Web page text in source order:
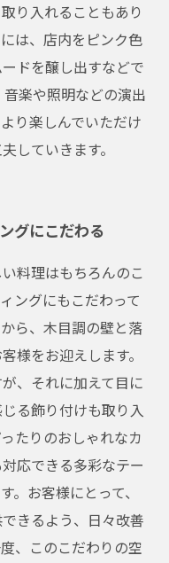
り入れることもあり
は、店内をピンク色
ドを醸し出すなどで
楽や照明などの演出
り楽しんでいただけ
していきます。
グにこだわる
料理はもちろんのこ
ングにもこだわって
ら、木目調の壁と落
様をお迎えします。
、それに加えて目に
る飾り付けも取り入
たりのおしゃれなカ
応できる多彩なテー
。お客様にとって、
きるよう、日々改善
、このこだわりの空